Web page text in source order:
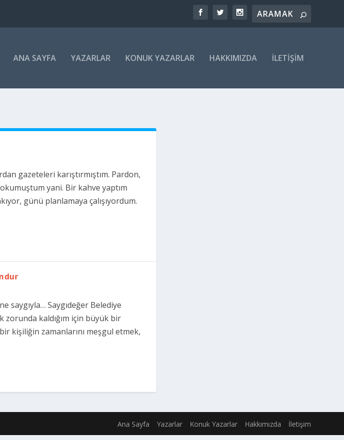
ANA SAYFA YAZARLAR KONUK YAZARLAR HAKKIMIZDA İLETIŞIM
gazeteleri karıştırmıştım. Pardon,
yani. Bir kahve yaptım
günü planlamaya çalışıyordum.
saygıyla… Saygıdeğer Belediye
zorunda kaldığım için büyük bir
kişiliğin zamanlarını meşgul etmek,
Ana Sayfa Yazarlar Konuk Yazarlar Hakkımızda İletişim